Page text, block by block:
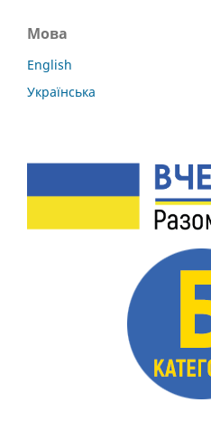
Мова
English
Українська